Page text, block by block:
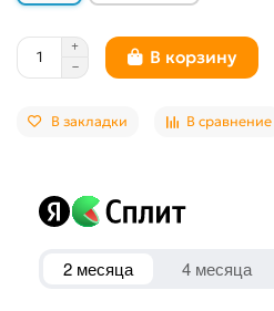
В корзину
В закладки В сравнение